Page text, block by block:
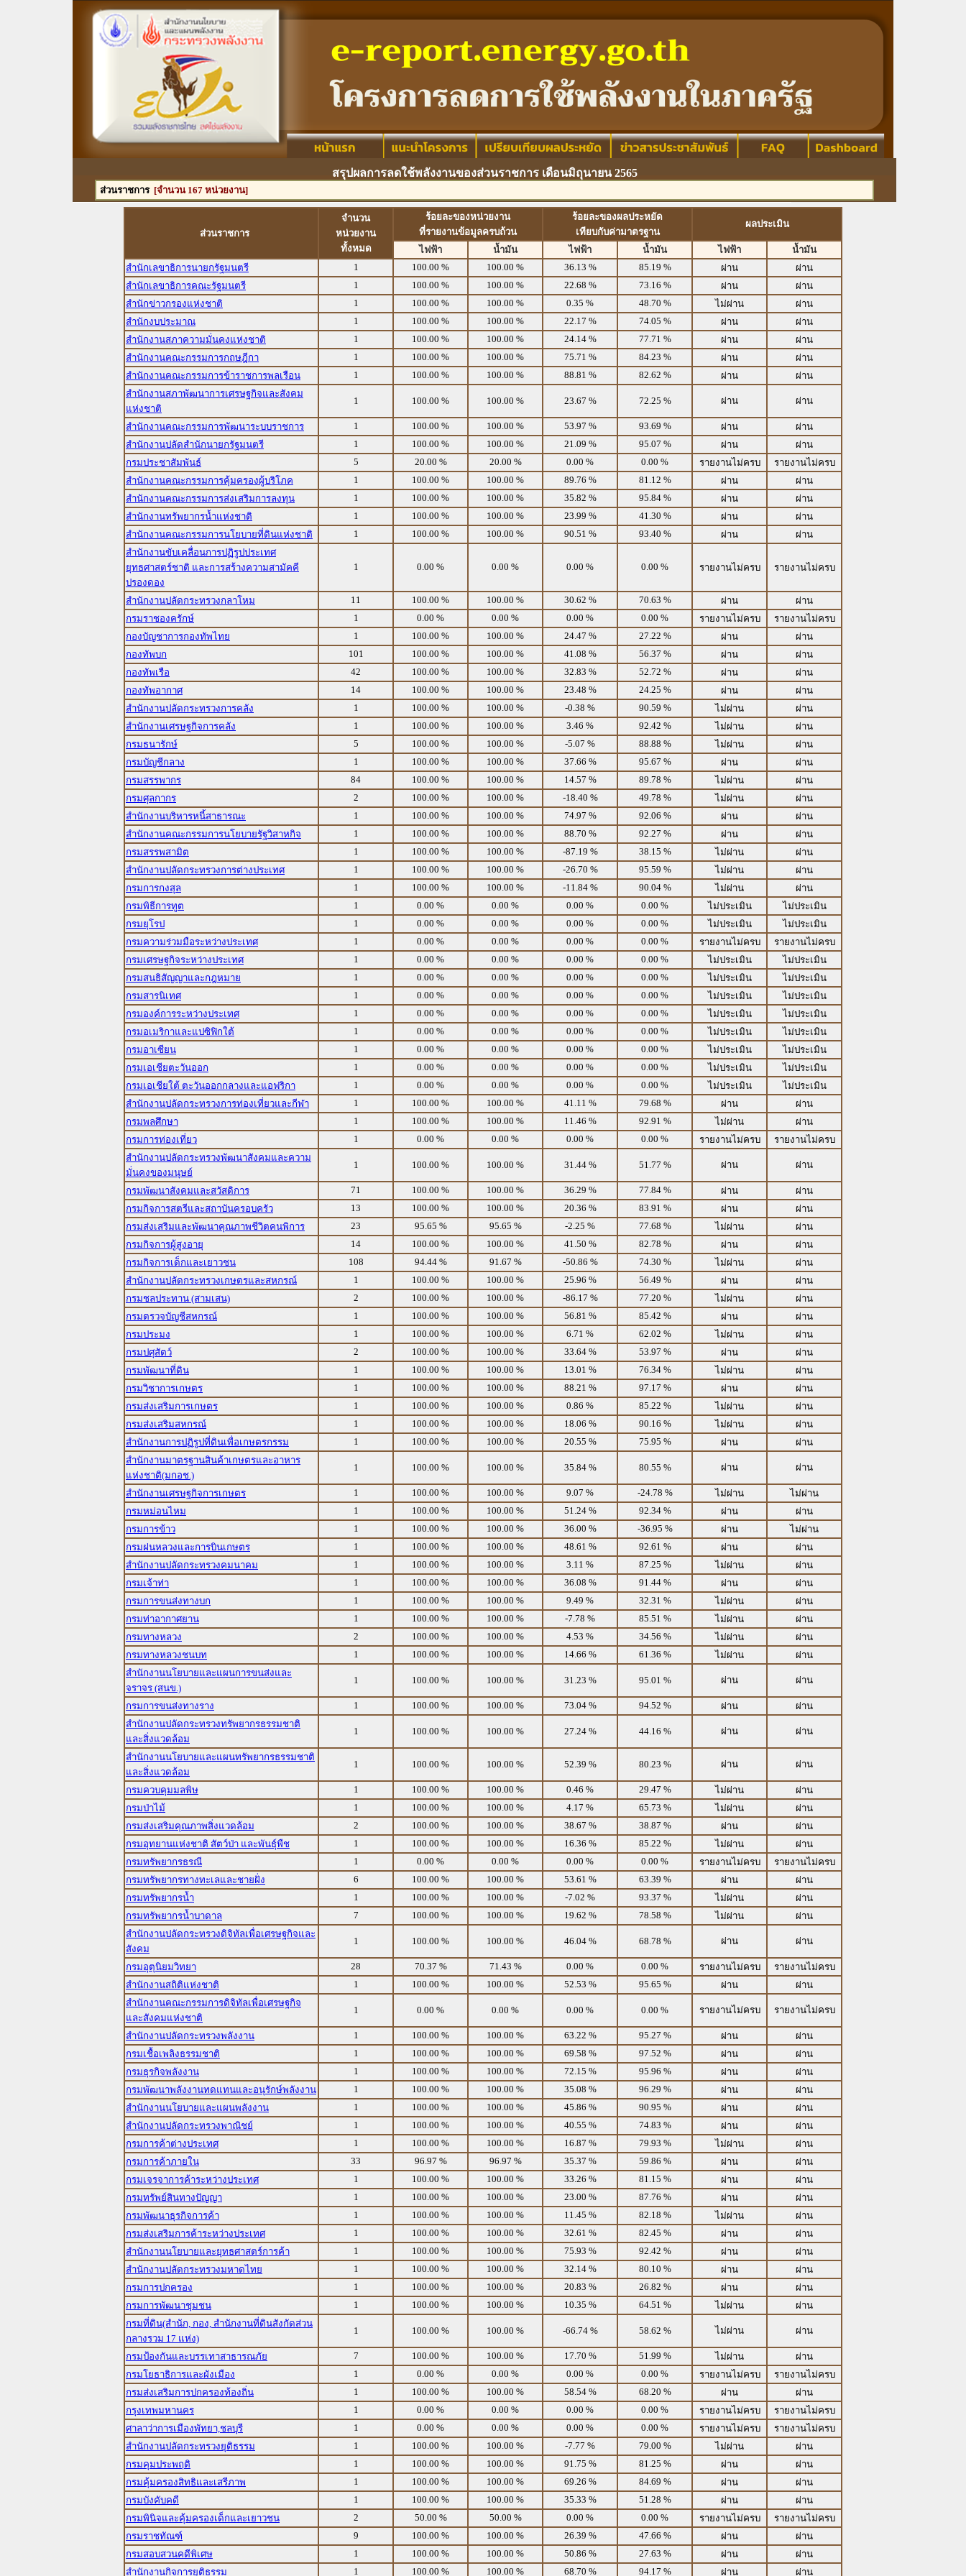
สรุปผลการลดใช้พลังงานของส่วนราชการ เดือนมิถุนายน 2565
ส่วนราชการ [จำนวน 167 หน่วยงาน]
ส่วนราชการ
จำนวน
หน่วยงาน
ทั้งหมด
ร้อยละของหน่วยงาน
ที่รายงานข้อมูลครบถ้วน
ร้อยละของผลประหยัด
เทียบกับค่ามาตรฐาน
ผลประเมิน
ไฟฟ้า น้ำมัน ไฟฟ้า น้ำมัน ไฟฟ้า
น้ำมัน
สำนักเลขาธิการนายกรัฐมนตรี
1 100.00 % 100.00 % 36.13 % 85.19 % ผ่าน
ผ่าน
สำนักเลขาธิการคณะรัฐมนตรี
1 100.00 % 100.00 % 22.68 % 73.16 % ผ่าน
ผ่าน
สำนักข่าวกรองแห่งชาติ
1 100.00 % 100.00 % 0.35 % 48.70 % ไม่ผ่าน
ผ่าน
สำนักงบประมาณ
1 100.00 % 100.00 % 22.17 % 74.05 % ผ่าน
ผ่าน
สำนักงานสภาความมั่นคงแห่งชาติ
1 100.00 % 100.00 % 24.14 % 77.71 % ผ่าน
ผ่าน
สำนักงานคณะกรรมการกฤษฎีกา
1 100.00 % 100.00 % 75.71 % 84.23 % ผ่าน
ผ่าน
สำนักงานคณะกรรมการข้าราชการพลเรือน
1 100.00 % 100.00 % 88.81 % 82.62 % ผ่าน
ผ่าน
สำนักงานสภาพัฒนาการเศรษฐกิจและสังคม
แห่งชาติ
1 100.00 % 100.00 % 23.67 % 72.25 % ผ่าน ผ่าน
สำนักงานคณะกรรมการพัฒนาระบบราชการ 1 100.00 % 100.00 % 53.97 % 93.69 % ผ่าน
ผ่าน
สำนักงานปลัดสำนักนายกรัฐมนตรี
1 100.00 % 100.00 % 21.09 % 95.07 % ผ่าน
ผ่าน
กรมประชาสัมพันธ์
5 20.00 % 20.00 % 0.00 % 0.00 % รายงานไม่ครบ
รายงานไม่ครบ
สำนักงานคณะกรรมการคุ้มครองผู้บริโภค
1 100.00 % 100.00 % 89.76 % 81.12 % ผ่าน
ผ่าน
สำนักงานคณะกรรมการส่งเสริมการลงทุน
1 100.00 % 100.00 % 35.82 % 95.84 % ผ่าน
ผ่าน
สำนักงานทรัพยากรน้ำแห่งชาติ
1 100.00 % 100.00 % 23.99 % 41.30 % ผ่าน
ผ่าน
สำนักงานคณะกรรมการนโยบายที่ดินแห่งชาติ
1 100.00 % 100.00 % 90.51 % 93.40 % ผ่าน
ผ่าน
สำนักงานขับเคลื่อนการปฏิรูปประเทศ
ยุทธศาสตร์ชาติ และการสร้างความสามัคคี
ปรองดอง
1 0.00 % 0.00 % 0.00 % 0.00 % รายงานไม่ครบ รายงานไม่ครบ
สำนักงานปลัดกระทรวงกลาโหม 11 100.00 % 100.00 % 30.62 % 70.63 % ผ่าน
ผ่าน
กรมราชองครักษ์
1 0.00 % 0.00 % 0.00 % 0.00 % รายงานไม่ครบ
รายงานไม่ครบ
กองบัญชาการกองทัพไทย
1 100.00 % 100.00 % 24.47 % 27.22 % ผ่าน
ผ่าน
กองทัพบก
101 100.00 % 100.00 % 41.08 % 56.37 % ผ่าน
ผ่าน
กองทัพเรือ
42 100.00 % 100.00 % 32.83 % 52.72 % ผ่าน
ผ่าน
กองทัพอากาศ
14 100.00 % 100.00 % 23.48 % 24.25 % ผ่าน
ผ่าน
สำนักงานปลัดกระทรวงการคลัง
1 100.00 % 100.00 % -0.38 % 90.59 % ไม่ผ่าน
ผ่าน
สำนักงานเศรษฐกิจการคลัง
1 100.00 % 100.00 % 3.46 % 92.42 % ไม่ผ่าน
ผ่าน
กรมธนารักษ์
5 100.00 % 100.00 % -5.07 % 88.88 % ไม่ผ่าน
ผ่าน
กรมบัญชีกลาง
1 100.00 % 100.00 % 37.66 % 95.67 % ผ่าน
ผ่าน
กรมสรรพากร
84 100.00 % 100.00 % 14.57 % 89.78 % ไม่ผ่าน
ผ่าน
กรมศุลกากร
2 100.00 % 100.00 % -18.40 % 49.78 % ไม่ผ่าน
ผ่าน
สำนักงานบริหารหนี้สาธารณะ
1 100.00 % 100.00 % 74.97 % 92.06 % ผ่าน
ผ่าน
สำนักงานคณะกรรมการนโยบายรัฐวิสาหกิจ
1 100.00 % 100.00 % 88.70 % 92.27 % ผ่าน
ผ่าน
กรมสรรพสามิต
1 100.00 % 100.00 % -87.19 % 38.15 % ไม่ผ่าน
ผ่าน
สำนักงานปลัดกระทรวงการต่างประเทศ
1 100.00 % 100.00 % -26.70 % 95.59 % ไม่ผ่าน
ผ่าน
กรมการกงสุล
1 100.00 % 100.00 % -11.84 % 90.04 % ไม่ผ่าน
ผ่าน
กรมพิธีการทูต
1 0.00 % 0.00 % 0.00 % 0.00 % ไม่ประเมิน
ไม่ประเมิน
กรมยุโรป
1 0.00 % 0.00 % 0.00 % 0.00 % ไม่ประเมิน
ไม่ประเมิน
กรมความร่วมมือระหว่างประเทศ
1 0.00 % 0.00 % 0.00 % 0.00 % รายงานไม่ครบ
รายงานไม่ครบ
กรมเศรษฐกิจระหว่างประเทศ
1 0.00 % 0.00 % 0.00 % 0.00 % ไม่ประเมิน
ไม่ประเมิน
กรมสนธิสัญญาและกฎหมาย
1 0.00 % 0.00 % 0.00 % 0.00 % ไม่ประเมิน
ไม่ประเมิน
กรมสารนิเทศ
1 0.00 % 0.00 % 0.00 % 0.00 % ไม่ประเมิน
ไม่ประเมิน
กรมองค์การระหว่างประเทศ
1 0.00 % 0.00 % 0.00 % 0.00 % ไม่ประเมิน
ไม่ประเมิน
กรมอเมริกาและแปซิฟิกใต้
1 0.00 % 0.00 % 0.00 % 0.00 % ไม่ประเมิน
ไม่ประเมิน
กรมอาเซียน
1 0.00 % 0.00 % 0.00 % 0.00 % ไม่ประเมิน
ไม่ประเมิน
กรมเอเชียตะวันออก
1 0.00 % 0.00 % 0.00 % 0.00 % ไม่ประเมิน
ไม่ประเมิน
กรมเอเชียใต้ ตะวันออกกลางและแอฟริกา
1 0.00 % 0.00 % 0.00 % 0.00 % ไม่ประเมิน
ไม่ประเมิน
สำนักงานปลัดกระทรวงการท่องเที่ยวและกีฬา
1 100.00 % 100.00 % 41.11 % 79.68 % ผ่าน
ผ่าน
กรมพลศึกษา
1 100.00 % 100.00 % 11.46 % 92.91 % ไม่ผ่าน
ผ่าน
กรมการท่องเที่ยว
1 0.00 % 0.00 % 0.00 % 0.00 % รายงานไม่ครบ
รายงานไม่ครบ
สำนักงานปลัดกระทรวงพัฒนาสังคมและความ
มั่นคงของมนุษย์
1 100.00 % 100.00 % 31.44 % 51.77 % ผ่าน ผ่าน
กรมพัฒนาสังคมและสวัสดิการ 71 100.00 % 100.00 % 36.29 % 77.84 % ผ่าน
ผ่าน
กรมกิจการสตรีและสถาบันครอบครัว
13 100.00 % 100.00 % 20.36 % 83.91 % ผ่าน
ผ่าน
กรมส่งเสริมและพัฒนาคุณภาพชีวิตคนพิการ
23 95.65 % 95.65 % -2.25 % 77.68 % ไม่ผ่าน
ผ่าน
กรมกิจการผู้สูงอายุ
14 100.00 % 100.00 % 41.50 % 82.78 % ผ่าน
ผ่าน
กรมกิจการเด็กและเยาวชน
108 94.44 % 91.67 % -50.86 % 74.30 % ไม่ผ่าน
ผ่าน
สำนักงานปลัดกระทรวงเกษตรและสหกรณ์
1 100.00 % 100.00 % 25.96 % 56.49 % ผ่าน
ผ่าน
กรมชลประทาน (สามเสน)
2 100.00 % 100.00 % -86.17 % 77.20 % ไม่ผ่าน
ผ่าน
กรมตรวจบัญชีสหกรณ์
1 100.00 % 100.00 % 56.81 % 85.42 % ผ่าน
ผ่าน
กรมประมง
1 100.00 % 100.00 % 6.71 % 62.02 % ไม่ผ่าน
ผ่าน
กรมปศุสัตว์
2 100.00 % 100.00 % 33.64 % 53.97 % ผ่าน
ผ่าน
กรมพัฒนาที่ดิน
1 100.00 % 100.00 % 13.01 % 76.34 % ไม่ผ่าน
ผ่าน
กรมวิชาการเกษตร
1 100.00 % 100.00 % 88.21 % 97.17 % ผ่าน
ผ่าน
กรมส่งเสริมการเกษตร
1 100.00 % 100.00 % 0.86 % 85.22 % ไม่ผ่าน
ผ่าน
กรมส่งเสริมสหกรณ์
1 100.00 % 100.00 % 18.06 % 90.16 % ไม่ผ่าน
ผ่าน
สำนักงานการปฏิรูปที่ดินเพื่อเกษตรกรรม
1 100.00 % 100.00 % 20.55 % 75.95 % ผ่าน
ผ่าน
สำนักงานมาตรฐานสินค้าเกษตรและอาหาร
แห่งชาติ(มกอช.)
1 100.00 % 100.00 % 35.84 % 80.55 % ผ่าน ผ่าน
สำนักงานเศรษฐกิจการเกษตร 1 100.00 % 100.00 % 9.07 % -24.78 % ไม่ผ่าน
ไม่ผ่าน
กรมหม่อนไหม
1 100.00 % 100.00 % 51.24 % 92.34 % ผ่าน
ผ่าน
กรมการข้าว
1 100.00 % 100.00 % 36.00 % -36.95 % ผ่าน
ไม่ผ่าน
กรมฝนหลวงและการบินเกษตร
1 100.00 % 100.00 % 48.61 % 92.61 % ผ่าน
ผ่าน
สำนักงานปลัดกระทรวงคมนาคม
1 100.00 % 100.00 % 3.11 % 87.25 % ไม่ผ่าน
ผ่าน
กรมเจ้าท่า
1 100.00 % 100.00 % 36.08 % 91.44 % ผ่าน
ผ่าน
กรมการขนส่งทางบก
1 100.00 % 100.00 % 9.49 % 32.31 % ไม่ผ่าน
ผ่าน
กรมท่าอากาศยาน
1 100.00 % 100.00 % -7.78 % 85.51 % ไม่ผ่าน
ผ่าน
กรมทางหลวง
2 100.00 % 100.00 % 4.53 % 34.56 % ไม่ผ่าน
ผ่าน
กรมทางหลวงชนบท
1 100.00 % 100.00 % 14.66 % 61.36 % ไม่ผ่าน
ผ่าน
สำนักงานนโยบายและแผนการขนส่งและ
จราจร (สนข.)
1 100.00 % 100.00 % 31.23 % 95.01 % ผ่าน ผ่าน
กรมการขนส่งทางราง 1 100.00 % 100.00 % 73.04 % 94.52 % ผ่าน
ผ่าน
สำนักงานปลัดกระทรวงทรัพยากรธรรมชาติ
และสิ่งแวดล้อม
1 100.00 % 100.00 % 27.24 % 44.16 % ผ่าน ผ่าน
สำนักงานนโยบายและแผนทรัพยากรธรรมชาติ
และสิ่งแวดล้อม
1 100.00 % 100.00 % 52.39 % 80.23 % ผ่าน ผ่าน
กรมควบคุมมลพิษ 1 100.00 % 100.00 % 0.46 % 29.47 % ไม่ผ่าน
ผ่าน
กรมป่าไม้
1 100.00 % 100.00 % 4.17 % 65.73 % ไม่ผ่าน
ผ่าน
กรมส่งเสริมคุณภาพสิ่งแวดล้อม
2 100.00 % 100.00 % 38.67 % 38.87 % ผ่าน
ผ่าน
กรมอุทยานแห่งชาติ สัตว์ป่า และพันธุ์พืช
1 100.00 % 100.00 % 16.36 % 85.22 % ไม่ผ่าน
ผ่าน
กรมทรัพยากรธรณี
1 0.00 % 0.00 % 0.00 % 0.00 % รายงานไม่ครบ
รายงานไม่ครบ
กรมทรัพยากรทางทะเลและชายฝั่ง
6 100.00 % 100.00 % 53.61 % 63.39 % ผ่าน
ผ่าน
กรมทรัพยากรน้ำ
1 100.00 % 100.00 % -7.02 % 93.37 % ไม่ผ่าน
ผ่าน
กรมทรัพยากรน้ำบาดาล
7 100.00 % 100.00 % 19.62 % 78.58 % ไม่ผ่าน
ผ่าน
สำนักงานปลัดกระทรวงดิจิทัลเพื่อเศรษฐกิจและ
สังคม
1 100.00 % 100.00 % 46.04 % 68.78 % ผ่าน ผ่าน
กรมอุตุนิยมวิทยา 28 70.37 % 71.43 % 0.00 % 0.00 % รายงานไม่ครบ
รายงานไม่ครบ
สำนักงานสถิติแห่งชาติ
1 100.00 % 100.00 % 52.53 % 95.65 % ผ่าน
ผ่าน
สำนักงานคณะกรรมการดิจิทัลเพื่อเศรษฐกิจ
และสังคมแห่งชาติ
1 0.00 % 0.00 % 0.00 % 0.00 % รายงานไม่ครบ รายงานไม่ครบ
สำนักงานปลัดกระทรวงพลังงาน 1 100.00 % 100.00 % 63.22 % 95.27 % ผ่าน
ผ่าน
กรมเชื้อเพลิงธรรมชาติ
1 100.00 % 100.00 % 69.58 % 97.52 % ผ่าน
ผ่าน
กรมธุรกิจพลังงาน
1 100.00 % 100.00 % 72.15 % 95.96 % ผ่าน
ผ่าน
กรมพัฒนาพลังงานทดแทนและอนุรักษ์พลังงาน
1 100.00 % 100.00 % 35.08 % 96.29 % ผ่าน
ผ่าน
สำนักงานนโยบายและแผนพลังงาน
1 100.00 % 100.00 % 45.86 % 90.95 % ผ่าน
ผ่าน
สำนักงานปลัดกระทรวงพาณิชย์
1 100.00 % 100.00 % 40.55 % 74.83 % ผ่าน
ผ่าน
กรมการค้าต่างประเทศ
1 100.00 % 100.00 % 16.87 % 79.93 % ไม่ผ่าน
ผ่าน
กรมการค้าภายใน
33 96.97 % 96.97 % 35.37 % 59.86 % ผ่าน
ผ่าน
กรมเจรจาการค้าระหว่างประเทศ
1 100.00 % 100.00 % 33.26 % 81.15 % ผ่าน
ผ่าน
กรมทรัพย์สินทางปัญญา
1 100.00 % 100.00 % 23.00 % 87.76 % ผ่าน
ผ่าน
กรมพัฒนาธุรกิจการค้า
1 100.00 % 100.00 % 11.45 % 82.18 % ไม่ผ่าน
ผ่าน
กรมส่งเสริมการค้าระหว่างประเทศ
1 100.00 % 100.00 % 32.61 % 82.45 % ผ่าน
ผ่าน
สำนักงานนโยบายและยุทธศาสตร์การค้า
1 100.00 % 100.00 % 75.93 % 92.42 % ผ่าน
ผ่าน
สำนักงานปลัดกระทรวงมหาดไทย
1 100.00 % 100.00 % 32.14 % 80.10 % ผ่าน
ผ่าน
กรมการปกครอง
1 100.00 % 100.00 % 20.83 % 26.82 % ผ่าน
ผ่าน
กรมการพัฒนาชุมชน
1 100.00 % 100.00 % 10.35 % 64.51 % ไม่ผ่าน
ผ่าน
กรมที่ดิน(สำนัก, กอง, สำนักงานที่ดินสังกัดส่วน
กลางรวม 17 แห่ง)
1 100.00 % 100.00 % -66.74 % 58.62 % ไม่ผ่าน ผ่าน
กรมป้องกันและบรรเทาสาธารณภัย 7 100.00 % 100.00 % 17.70 % 51.99 % ไม่ผ่าน
ผ่าน
กรมโยธาธิการและผังเมือง
1 0.00 % 0.00 % 0.00 % 0.00 % รายงานไม่ครบ
รายงานไม่ครบ
กรมส่งเสริมการปกครองท้องถิ่น
1 100.00 % 100.00 % 58.54 % 68.20 % ผ่าน
ผ่าน
กรุงเทพมหานคร
1 0.00 % 0.00 % 0.00 % 0.00 % รายงานไม่ครบ
รายงานไม่ครบ
ศาลาว่าการเมืองพัทยา,ชลบุรี
1 0.00 % 0.00 % 0.00 % 0.00 % รายงานไม่ครบ
รายงานไม่ครบ
สำนักงานปลัดกระทรวงยุติธรรม
1 100.00 % 100.00 % -7.77 % 79.00 % ไม่ผ่าน
ผ่าน
กรมคุมประพฤติ
1 100.00 % 100.00 % 91.75 % 81.25 % ผ่าน
ผ่าน
กรมคุ้มครองสิทธิและเสรีภาพ
1 100.00 % 100.00 % 69.26 % 84.69 % ผ่าน
ผ่าน
กรมบังคับคดี
1 100.00 % 100.00 % 35.33 % 51.28 % ผ่าน
ผ่าน
กรมพินิจและคุ้มครองเด็กและเยาวชน
2 50.00 % 50.00 % 0.00 % 0.00 % รายงานไม่ครบ
รายงานไม่ครบ
กรมราชทัณฑ์
9 100.00 % 100.00 % 26.39 % 47.66 % ผ่าน
ผ่าน
กรมสอบสวนคดีพิเศษ
1 100.00 % 100.00 % 50.86 % 27.63 % ผ่าน
ผ่าน
สำนักงานกิจการยุติธรรม
1 100.00 % 100.00 % 68.70 % 94.17 % ผ่าน ผ่าน